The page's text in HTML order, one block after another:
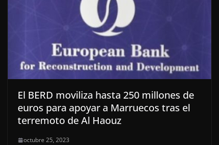
El BERD moviliza hasta 250 millones de
euros para apoyar a Marruecos tras el
terremoto de Al Haouz
octubre 25, 2023